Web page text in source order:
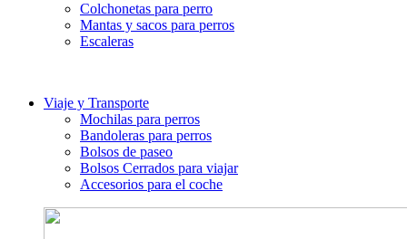
Colchonetas para perro
Mantas y sacos para perros
Escaleras
Viaje y Transporte
Mochilas para perros
Bandoleras para perros
Bolsos de paseo
Bolsos Cerrados para viajar
Accesorios para el coche